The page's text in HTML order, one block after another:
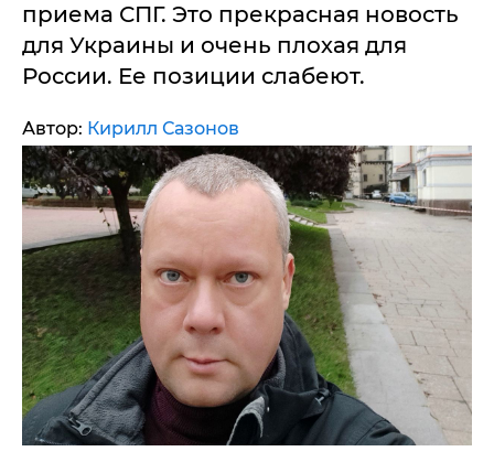
приема СПГ. Это прекрасная новость
для Украины и очень плохая для
России. Ее позиции слабеют.
Автор: Кирилл Сазонов